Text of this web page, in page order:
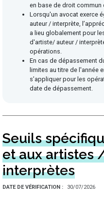
en base de droit commun
Lorsqu'un avocat exerce
auteur / interprète,
a lieu globalement pour
d'artiste/ auteur /
opérations.
En cas de dépassement
limites au titre de l'année
s’appliquer pour les
date de dépassement.
Seuils
et aux artistes
interprètes
DATE DE VÉRIFICATION 30/07/2026